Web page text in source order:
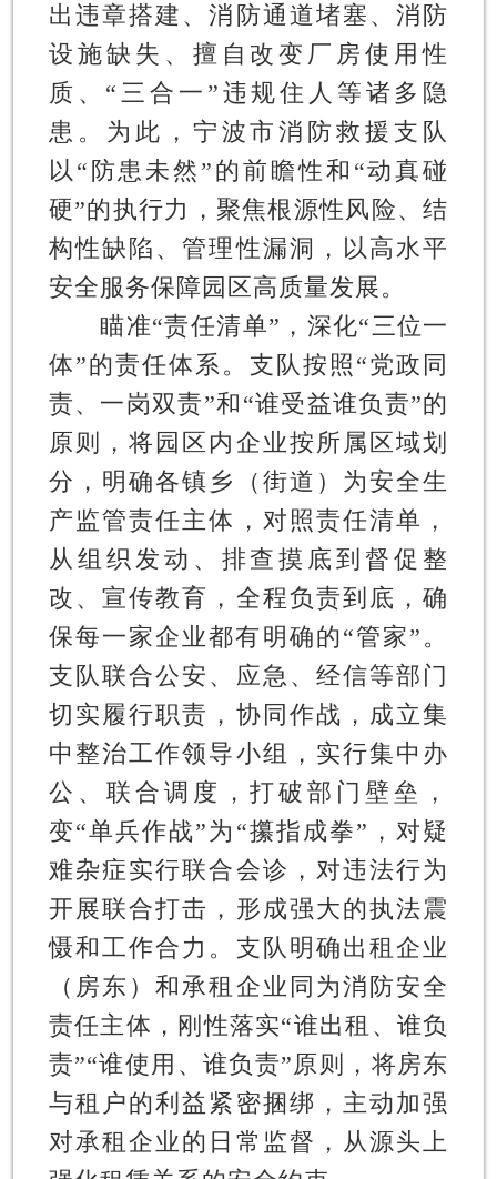
出违章搭建、消防通道堵塞、消防
设施缺失、擅自改变厂房使用性
质、“三合一”违规住人等诸多隐
患。为此，宁波市消防救援支队
以“防患未然”的前瞻性和“动真碰
硬”的执行力，聚焦根源性风险、结
构性缺陷、管理性漏洞，以高水平
安全服务保障园区高质量发展。
瞄准“责任清单”，深化“三位一
体”的责任体系。 支队按照“党政同
责、一岗双责”和“谁受益谁负责”的
原则，将园区内企业按所属区域划
分，明确各镇乡（街道）为安全生
产监管责任主体，对照责任清单，
从组织发动、排查摸底到督促整
改、宣传教育，全程负责到底，确
保每一家企业都有明确的“管家”。
支队联合公安、应急、经信等部门
切实履行职责，协同作战，成立集
中整治工作领导小组，实行集中办
公、联合调度，打破部门壁垒，
变“单兵作战”为“攥指成拳”，对疑
难杂症实行联合会诊，对违法行为
开展联合打击，形成强大的执法震
慑和工作合力。支队明确出租企业
（房东）和承租企业同为消防安全
责任主体，刚性落实“谁出租、谁负
责”“谁使用、谁负责”原则，将房东
与租户的利益紧密捆绑，主动加强
对承租企业的日常监督，从源头上